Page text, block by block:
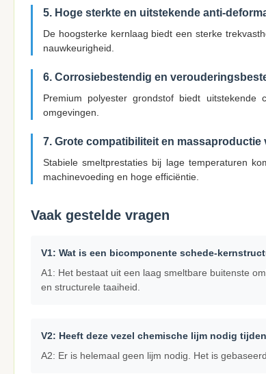
5. Hoge sterkte en uitstekende anti-
De hoogsterke kernlaag biedt een sterke
nauwkeurigheid.
6. Corrosiebestendig en
Premium polyester grondstof biedt
omgevingen.
7. Grote compatibiliteit en massaproductie
Stabiele smeltprestaties bij lage temperaturen
machinevoeding en hoge efficiëntie.
Vaak gestelde vragen
V1: Wat is een bicomponente schede-
A1: Het bestaat uit een laag smeltbare buitenste
en structurele taaiheid.
V2: Heeft deze vezel chemische lijm nodig
A2: Er is helemaal geen lijm nodig. Het is